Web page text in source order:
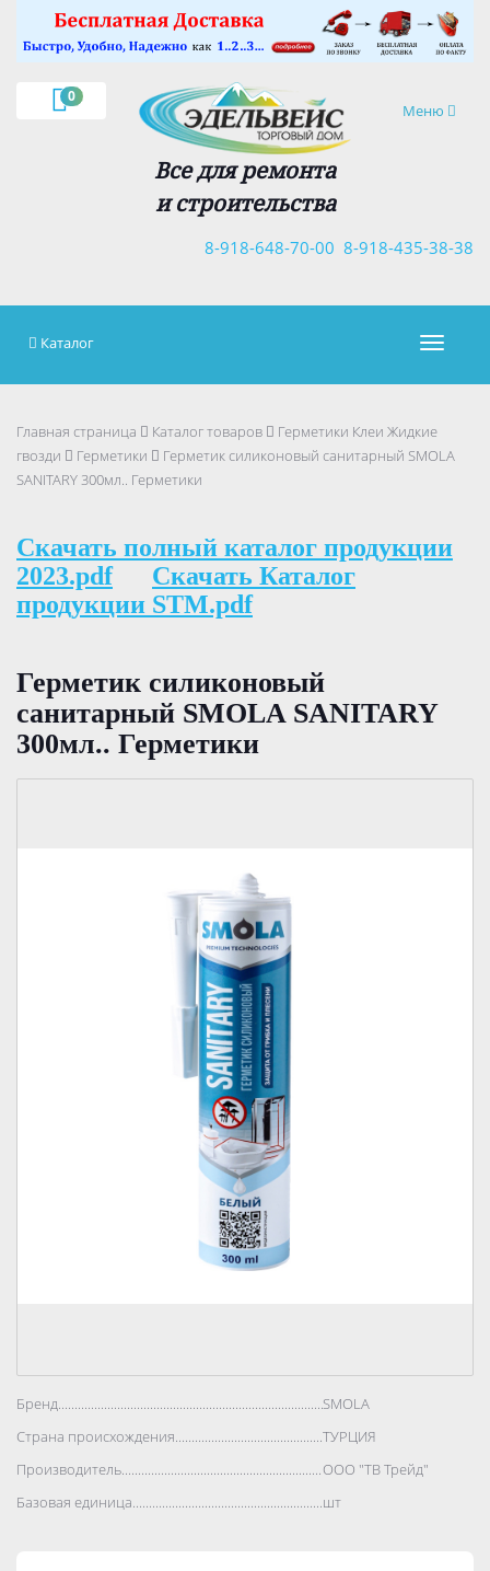
0
Навигация
Меню
Все для ремонта
и строительства
8-918-435-38-38
8-918-648-70-00
×
Каталог
Главная страница Каталог товаров
Герметики Клеи Жидкие
гвозди
Герметики
Герметик силиконовый санитарный SMOLA
SANITARY 300мл.. Герметики
Скачать полный каталог продукции
2023.pdf
Скачать Каталог
продукции STM.pdf
Герметик силиконовый
санитарный SMOLA SANITARY
300мл.. Герметики
Бренд..................................................................................SMOLA
Страна происхождения..................................................................................
ТУРЦИЯ
Производитель..................................................................................
ООО "ТВ Трейд"
Базовая единица..................................................................................
шт